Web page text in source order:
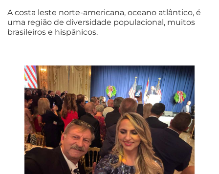
A costa leste norte-americana, oceano atlântico, é
uma região de diversidade populacional, muitos
brasileiros e hispânicos.